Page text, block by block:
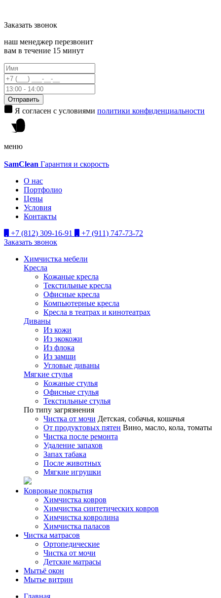
Заказать звонок
наш менеджер перезвонит
вам в течение 15 минут
Отправить
Я согласен с условиями политики конфиденциальности
меню
SamClean Гарантия и скорость
О нас
Портфолио
Цены
Условия
Контакты
+7 (812) 309-16-91
+7 (911) 747-73-72
Заказать звонок
Химчистка мебели
Кресла
Кожаные кресла
Текстильные кресла
Офисные кресла
Компьютерные кресла
Кресла в театрах и кинотеатрах
Диваны
Из кожи
Из экокожи
Из флока
Из замши
Угловые диваны
Мягкие стулья
Кожаные стулья
Офисные стулья
Текстильные стулья
По типу загрязнения
Чистка от мочи Детская, собачья, кошачья
От продуктовых пятен Вино, масло, кола, томаты
Чистка после ремонта
Удаление запахов
Запах табака
После животных
Мягкие игрушки
Ковровые покрытия
Химчистка ковров
Химчистка синтетических ковров
Химчистка ковролина
Химчистка паласов
Чистка матрасов
Ортопедические
Чистка от мочи
Детские матрасы
Мытьё окон
Мытье витрин
Главная